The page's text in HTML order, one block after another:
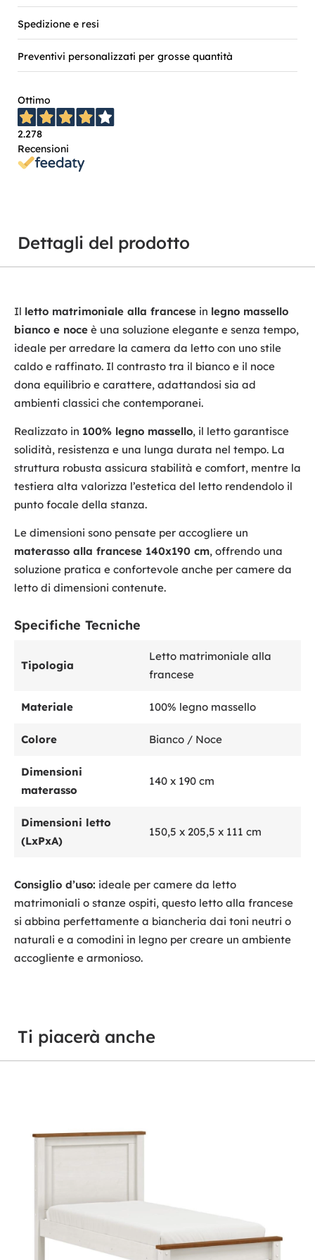
Spedizione e resi
Preventivi personalizzati per grosse quantità
Ottimo
2.278
Recensioni
Dettagli del prodotto
Il letto matrimoniale alla francese in legno massello
bianco e noce è una soluzione elegante e senza tempo,
ideale per arredare la camera da letto con uno stile
caldo e raffinato. Il contrasto tra il bianco e il noce
dona equilibrio e carattere, adattandosi sia ad
ambienti classici che contemporanei.
Realizzato in 100% legno massello, il letto garantisce
solidità, resistenza e una lunga durata nel tempo. La
struttura robusta assicura stabilità e comfort, mentre la
testiera alta valorizza l’estetica del letto rendendolo il
punto focale della stanza.
Le dimensioni sono pensate per accogliere un
materasso alla francese 140x190 cm, offrendo una
soluzione pratica e confortevole anche per camere da
letto di dimensioni contenute.
Specifiche Tecniche
Tipologia
Letto matrimoniale alla
francese
Materiale 100% legno massello
Colore Bianco / Noce
Dimensioni
materasso
140 x 190 cm
Dimensioni letto
(LxPxA)
150,5 x 205,5 x 111 cm
Consiglio d’uso: ideale per camere da letto
matrimoniali o stanze ospiti, questo letto alla francese
si abbina perfettamente a biancheria dai toni neutri o
naturali e a comodini in legno per creare un ambiente
accogliente e armonioso.
Ti piacerà anche